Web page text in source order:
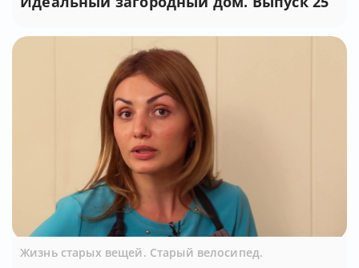
Жизнь старых вещей. Старый велосипед.